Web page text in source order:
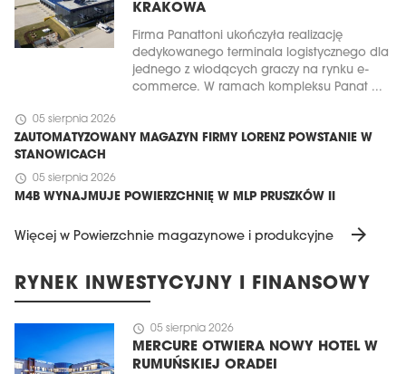
KRAKOWA
Firma Panattoni ukończyła realizację
dedykowanego terminala logistycznego dla
jednego z wiodących graczy na rynku e-
commerce. W ramach kompleksu Panat ...
schedule 05 sierpnia 2026
ZAUTOMATYZOWANY MAGAZYN FIRMY LORENZ POWSTANIE W
STANOWICACH
schedule 05 sierpnia 2026
M4B WYNAJMUJE POWIERZCHNIĘ W MLP PRUSZKÓW II
Więcej w Powierzchnie magazynowe i produkcyjne arrow_forward
RYNEK INWESTYCYJNY I FINANSOWY
schedule 05 sierpnia 2026
MERCURE OTWIERA NOWY HOTEL W
RUMUŃSKIEJ ORADEI